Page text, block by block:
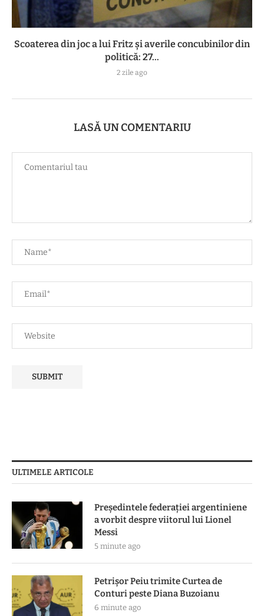
Scoaterea din joc a lui Fritz și averile concubinilor din
politică: 27...
2 zile ago
LASĂ UN COMENTARIU
ULTIMELE ARTICOLE
Președintele federației argentiniene
a vorbit despre viitorul lui Lionel
Messi
5 minute ago
Petrișor Peiu trimite Curtea de
Conturi peste Diana Buzoianu
6 minute ago